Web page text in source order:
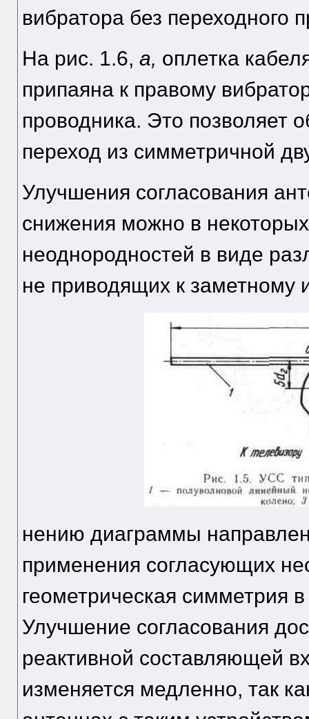
вибратора без переходного
На рис. 1.6, а, оплетка
припаяна к правому
проводника. Это позволяет
переход из симметричной
Улучшения согласования
снижения можно в
неоднородностей в виде
не приводящих к заметному
нению диаграммы
применения согласующих
геометрическая симметрия
Улучшение согласования
реактивной составляющей
изменяется медленно, так